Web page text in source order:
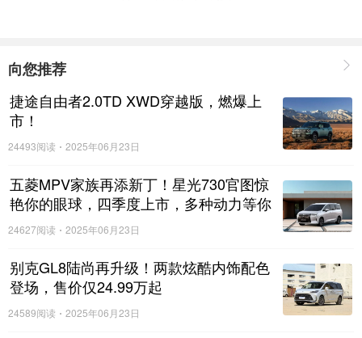
向您推荐
捷途自由者2.0TD XWD穿越版，燃爆上
市！
24493阅读 2025年06月23日
五菱MPV家族再添新丁！星光730官图惊
艳你的眼球，四季度上市，多种动力等你
来选择！
24627阅读 2025年06月23日
别克GL8陆尚再升级！两款炫酷内饰配色
登场，售价仅24.99万起
24589阅读 2025年06月23日